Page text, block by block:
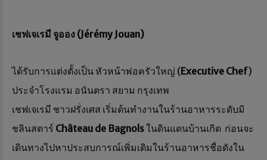
เชฟเจเรมี จูออง (Jérémy Jouan)
ได้รับการแต่งตั้งเป็น หัวหน้าพ่อครัวใหญ่ (Executive Chef)
ประจำโรงแรม อนันตรา สยาม กรุงเทพ
เชฟเจเรมี ชาวฝรั่งเศส เริ่มต้นทำงานในร้านอาหารระดับมิ
ชลินสตาร์ Château de Bagnolsในดินแดนบ้านเกิด ก่อนจะ
เดินทางไปหาประสบการณ์เพิ่มเติมในร้านอาหารชื่อดังใน